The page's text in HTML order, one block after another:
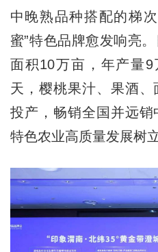
中晚熟品种搭配的梯
蜜”特色品牌愈发响亮
面积10万亩，年产量
天，樱桃果汁、果酒
投产，畅销全国并远
特色农业高质量发展树